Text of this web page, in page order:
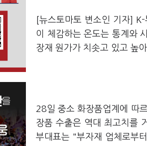
[뉴스토마토 변소인 기자]
이 체감하는 온도는 통계와
장재 원가가 치솟고 있고 높
28일 중소 화장품업계에 따
장품 수출은 역대 최고치를
부대표는 "부자재 업체로부